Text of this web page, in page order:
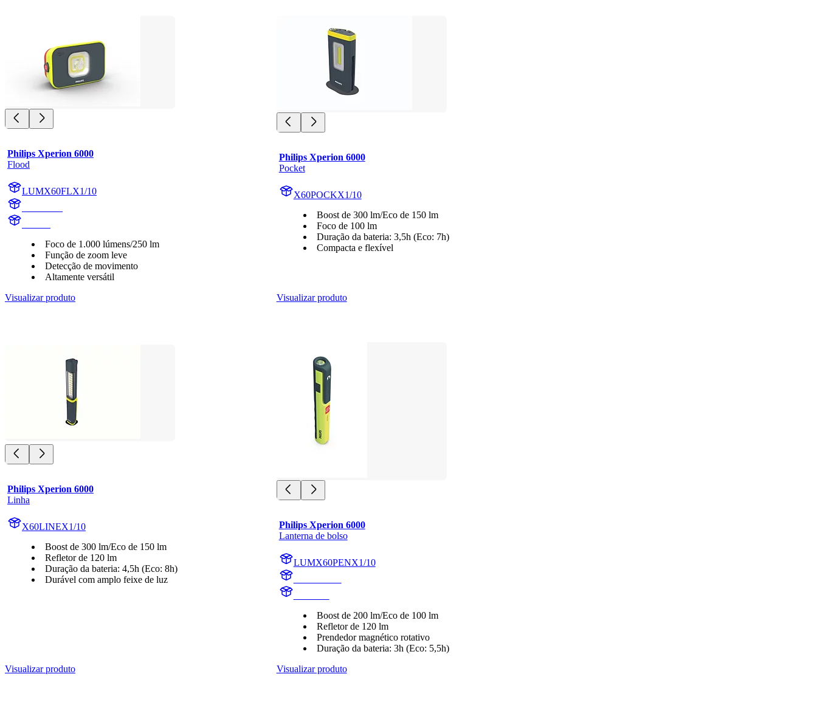
Philips Xperion 6000
Flood
LUMX60FLX1/10
Foco de 1.000 lúmens/250 lm
Função de zoom leve
Detecção de movimento
Altamente versátil
Visualizar produto
Philips Xperion 6000
Pocket
X60POCKX1/10
Boost de 300 lm/Eco de 150 lm
Foco de 100 lm
Duração da bateria: 3,5h (Eco: 7h)
Compacta e flexível
Visualizar produto
Philips Xperion 6000
Linha
X60LINEX1/10
Boost de 300 lm/Eco de 150 lm
Refletor de 120 lm
Duração da bateria: 4,5h (Eco: 8h)
Durável com amplo feixe de luz
Visualizar produto
Philips Xperion 6000
Lanterna de bolso
LUMX60PENX1/10
Boost de 200 lm/Eco de 100 lm
Refletor de 120 lm
Prendedor magnético rotativo
Duração da bateria: 3h (Eco: 5,5h)
Visualizar produto